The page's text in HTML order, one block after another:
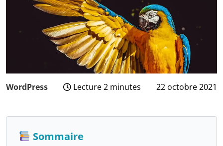
WordPress Lecture 2 minutes 22 octobre 2021
6
2025
Sommaire